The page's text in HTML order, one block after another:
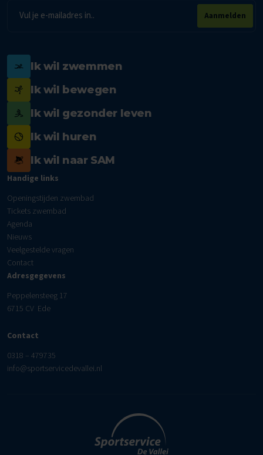
mailadres
Aanmelden
Ik wil zwemmen
Ik wil bewegen
Ik wil gezonder leven
Ik wil huren
Ik wil naar SAM
Handige links
Openingstijden zwembad
Tickets zwembad
Agenda
Nieuws
Veelgestelde vragen
Contact
Adresgegevens
Peppelensteeg 17
6715 CV Ede
Contact
0318 – 479735
info@sportservicedevallei.nl